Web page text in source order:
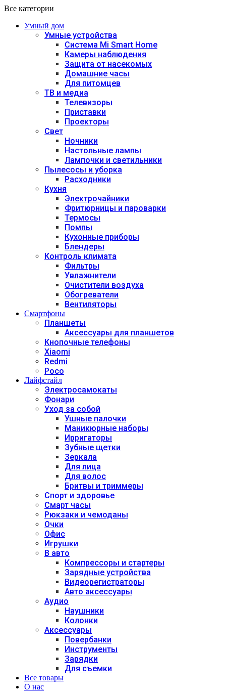
Все категории
Умный дом
Умные устройства
Система Mi Smart Home
Камеры наблюдения
Защита от насекомых
Домашние часы
Для питомцев
ТВ и медиа
Телевизоры
Приставки
Проекторы
Свет
Ночники
Настольные лампы
Лампочки и светильники
Пылесосы и уборка
Расходники
Кухня
Электрочайники
Фритюрницы и пароварки
Термосы
Помпы
Кухонные приборы
Блендеры
Контроль климата
Фильтры
Увлажнители
Очистители воздуха
Обогреватели
Вентиляторы
Смартфоны
Планшеты
Аксессуары для планшетов
Кнопочные телефоны
Xiaomi
Redmi
Poco
Лайфстайл
Электросамокаты
Фонари
Уход за собой
Ушные палочки
Маникюрные наборы
Ирригаторы
Зубные щетки
Зеркала
Для лица
Для волос
Бритвы и триммеры
Спорт и здоровье
Смарт часы
Рюкзаки и чемоданы
Очки
Офис
Игрушки
В авто
Компрессоры и стартеры
Зарядные устройства
Видеорегистраторы
Авто аксессуары
Аудио
Наушники
Колонки
Аксессуары
Повербанки
Инструменты
Зарядки
Для съемки
Все товары
О нас